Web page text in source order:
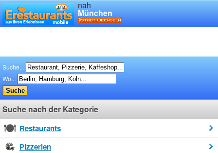
nah
München
Suche...
Wo...
Suche nach der Kategorie
Restaurants
Pizzerien